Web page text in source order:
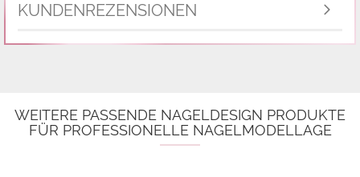
KUNDENREZENSIONEN
WEITERE PASSENDE NAGELDESIGN PRODUKTE
FÜR PROFESSIONELLE NAGELMODELLAGE